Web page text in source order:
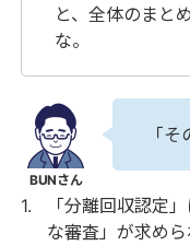
と、全体のまと
な。
「
「分離回収認定
な審査」が求めら